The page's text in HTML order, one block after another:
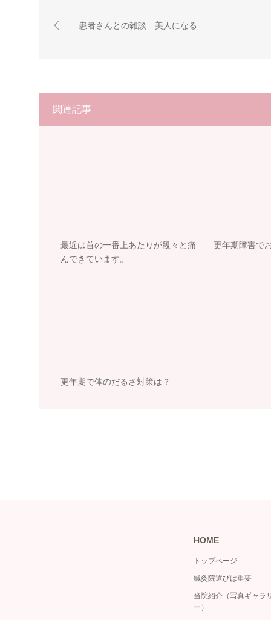
患者さんとの雑談 美人になる
関連記事
最近は首の一番上あたりが段々と痛
んできています。
更年期障害で
更年期で体のだるさ対策は？
HOME
トップページ
鍼灸院選びは重要
当院紹介（写真ギャラ
ー）